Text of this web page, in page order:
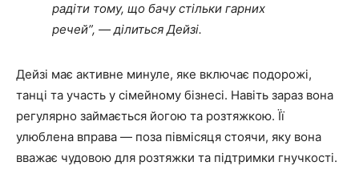
радіти тому, що бачу стільки гарних
речей”, — ділиться Дейзі.
Дейзі має активне минуле, яке включає подорожі,
танці та участь у сімейному бізнесі. Навіть зараз вона
регулярно займається йогою та розтяжкою. Її
улюблена вправа — поза півмісяця стоячи, яку вона
вважає чудовою для розтяжки та підтримки гнучкості.